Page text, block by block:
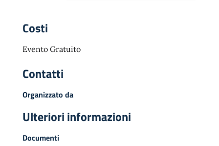
Costi
Evento Gratuito
Contatti
Organizzato da
Ulteriori informazioni
Documenti